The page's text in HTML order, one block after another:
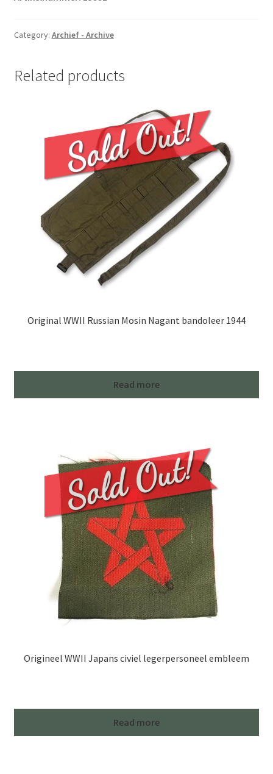
Category: Archief - Archive
Related products
Original WWII Russian Mosin Nagant bandoleer 1944
Read more
Origineel WWII Japans civiel legerpersoneel embleem
Read more